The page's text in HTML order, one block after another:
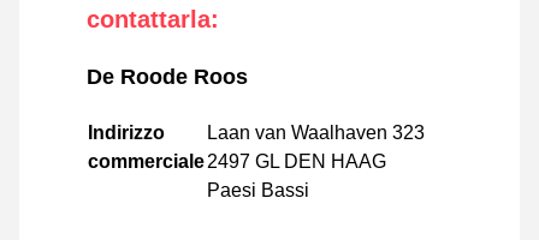
contattarla:
De Roode Roos
Indirizzo
commerciale
Laan van Waalhaven 323
2497 GL DEN HAAG
Paesi Bassi